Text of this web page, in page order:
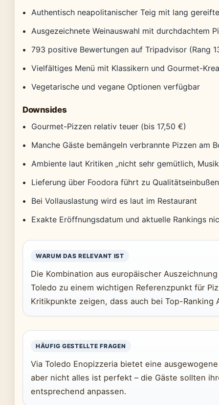
Authentisch neapolitanischer Teig mit lang
Ausgezeichnete Weinauswahl mit durchdachtem
793 positive Bewertungen auf Tripadvisor (Rang
Vielfältiges Menü mit Klassikern und Gourmet-
Vegetarische und vegane Optionen verfügbar
Downsides
Gourmet-Pizzen relativ teuer (bis 17,50 €)
Manche Gäste bemängeln verbrannte Pizzen am
Ambiente laut Kritiken „nicht sehr gemütlich,
Lieferung über Foodora führt zu
Bei Vollauslastung wird es laut im Restaurant
Exakte Eröffnungsdatum und aktuelle Rankings
WARUM DAS RELEVANT IST
Die Kombination aus europäischer
Toledo zu einem wichtigen Referenzpunkt für
Kritikpunkte zeigen, dass auch bei Top-Ranking
HÄUFIG GESTELLTE FRAGEN
Via Toledo Enopizzeria bietet eine
aber nicht alles ist perfekt – die Gäste sollten
entsprechend anpassen.